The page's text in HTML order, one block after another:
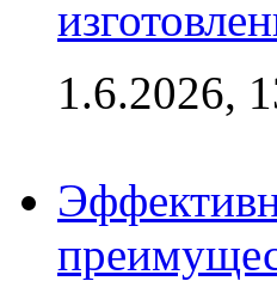
1.6.2026,